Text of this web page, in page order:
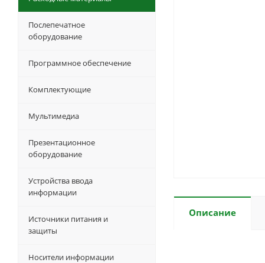
Описание
Послепечатное
оборудование
Программное обеспечение
Комплектующие
Мультимедиа
Презентационное
оборудование
Устройства ввода
информации
Источники питания и
защиты
Носители информации